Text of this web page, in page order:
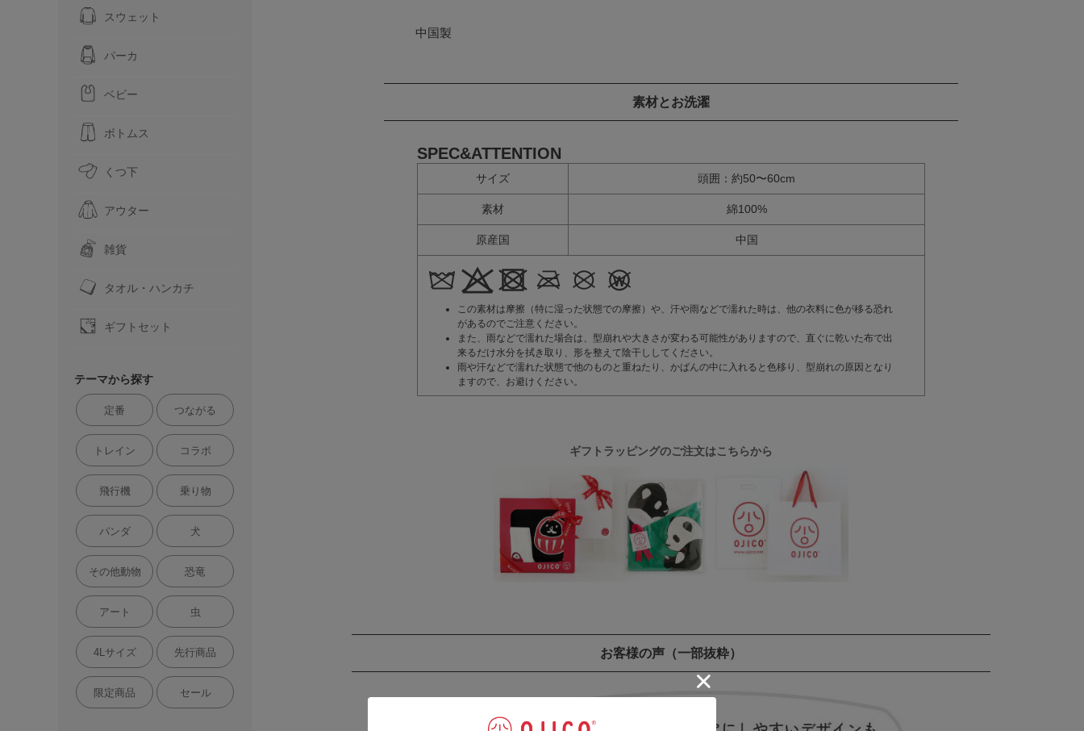
スウェット
パーカ
ベビー
ボトムス
くつ下
アウター
雑貨
タオル・ハンカチ
ギフトセット
テーマから探す
定番 つながる
トレイン コラボ
飛行機 乗り物
パンダ 犬
その他動物 恐竜
アート 虫
4Lサイズ 先行商品
限定商品 セール
素材とお洗濯
SPEC&ATTENTION
サイズ 頭囲：約50〜60cm
素材 綿100%
原産国 中国
この素材は摩擦（特に湿った状態での摩擦）や、汗や雨などで濡れた時は、他の衣料に色が移る恐れ
があるのでご注意ください。
また、雨などで濡れた場合は、型崩れや大きさが変わる可能性がありますので、直ぐに乾いた布で出
来るだけ水分を拭き取り、形を整えて陰干ししてください。
雨や汗などで濡れた状態で他のものと重ねたり、かばんの中に入れると色移り、型崩れの原因となり
ますので、お避けください。
ギフトラッピングのご注文はこちらから
お客様の声 （一部抜粋）